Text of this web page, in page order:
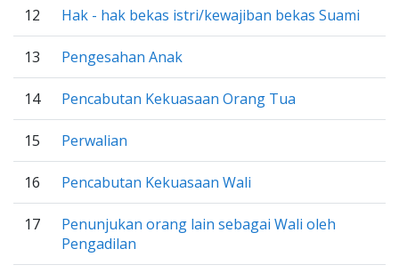
12 Hak - hak bekas istri/kewajiban bekas Suami
13 Pengesahan Anak
14 Pencabutan Kekuasaan Orang Tua
15 Perwalian
16 Pencabutan Kekuasaan Wali
17
Penunjukan orang lain sebagai Wali oleh
Pengadilan